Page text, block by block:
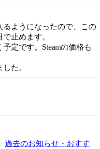
ようになったので、この
止めます。
定です。Steamの価格も
た。
過去のお知らせ・おすす